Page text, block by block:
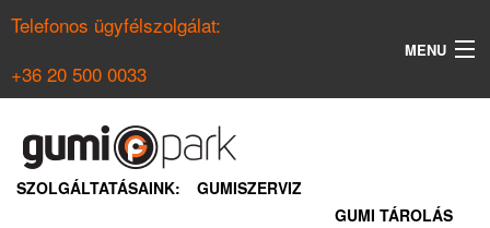
Telefonos ügyfélszolgálat:
+36 20 500 0033
MENU
NYÁRI GUMI KERESŐ
SZOLGÁLTATÁSAINK:
GUMISZERVIZ
GUMI TÁROLÁS